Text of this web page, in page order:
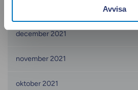
Avvisa
december 2021
november 2021
oktober 2021